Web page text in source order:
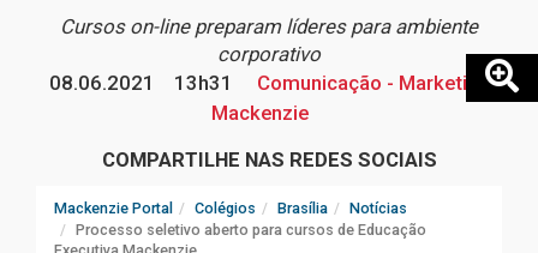
Cursos on-line preparam líderes para ambiente
corporativo
08.06.2021
13h31
Comunicação - Marketing
Mackenzie
COMPARTILHE NAS REDES SOCIAIS
Mackenzie Portal Colégios Brasília
Notícias
Processo seletivo aberto para cursos de Educação